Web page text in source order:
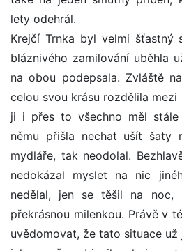
lety odehrál.
Krejčí Trnka byl velmi šťastný
bláznivého zamilování uběhla
na obou podepsala. Zvláště
celou svou krásu rozdělila
ji i přes to všechno měl
němu přišla nechat ušít šaty
mydláře, tak neodolal.
nedokázal myslet na nic
nedělal, jen se těšil na
překrásnou milenkou. Právě v
uvědomovat, že tato situace už